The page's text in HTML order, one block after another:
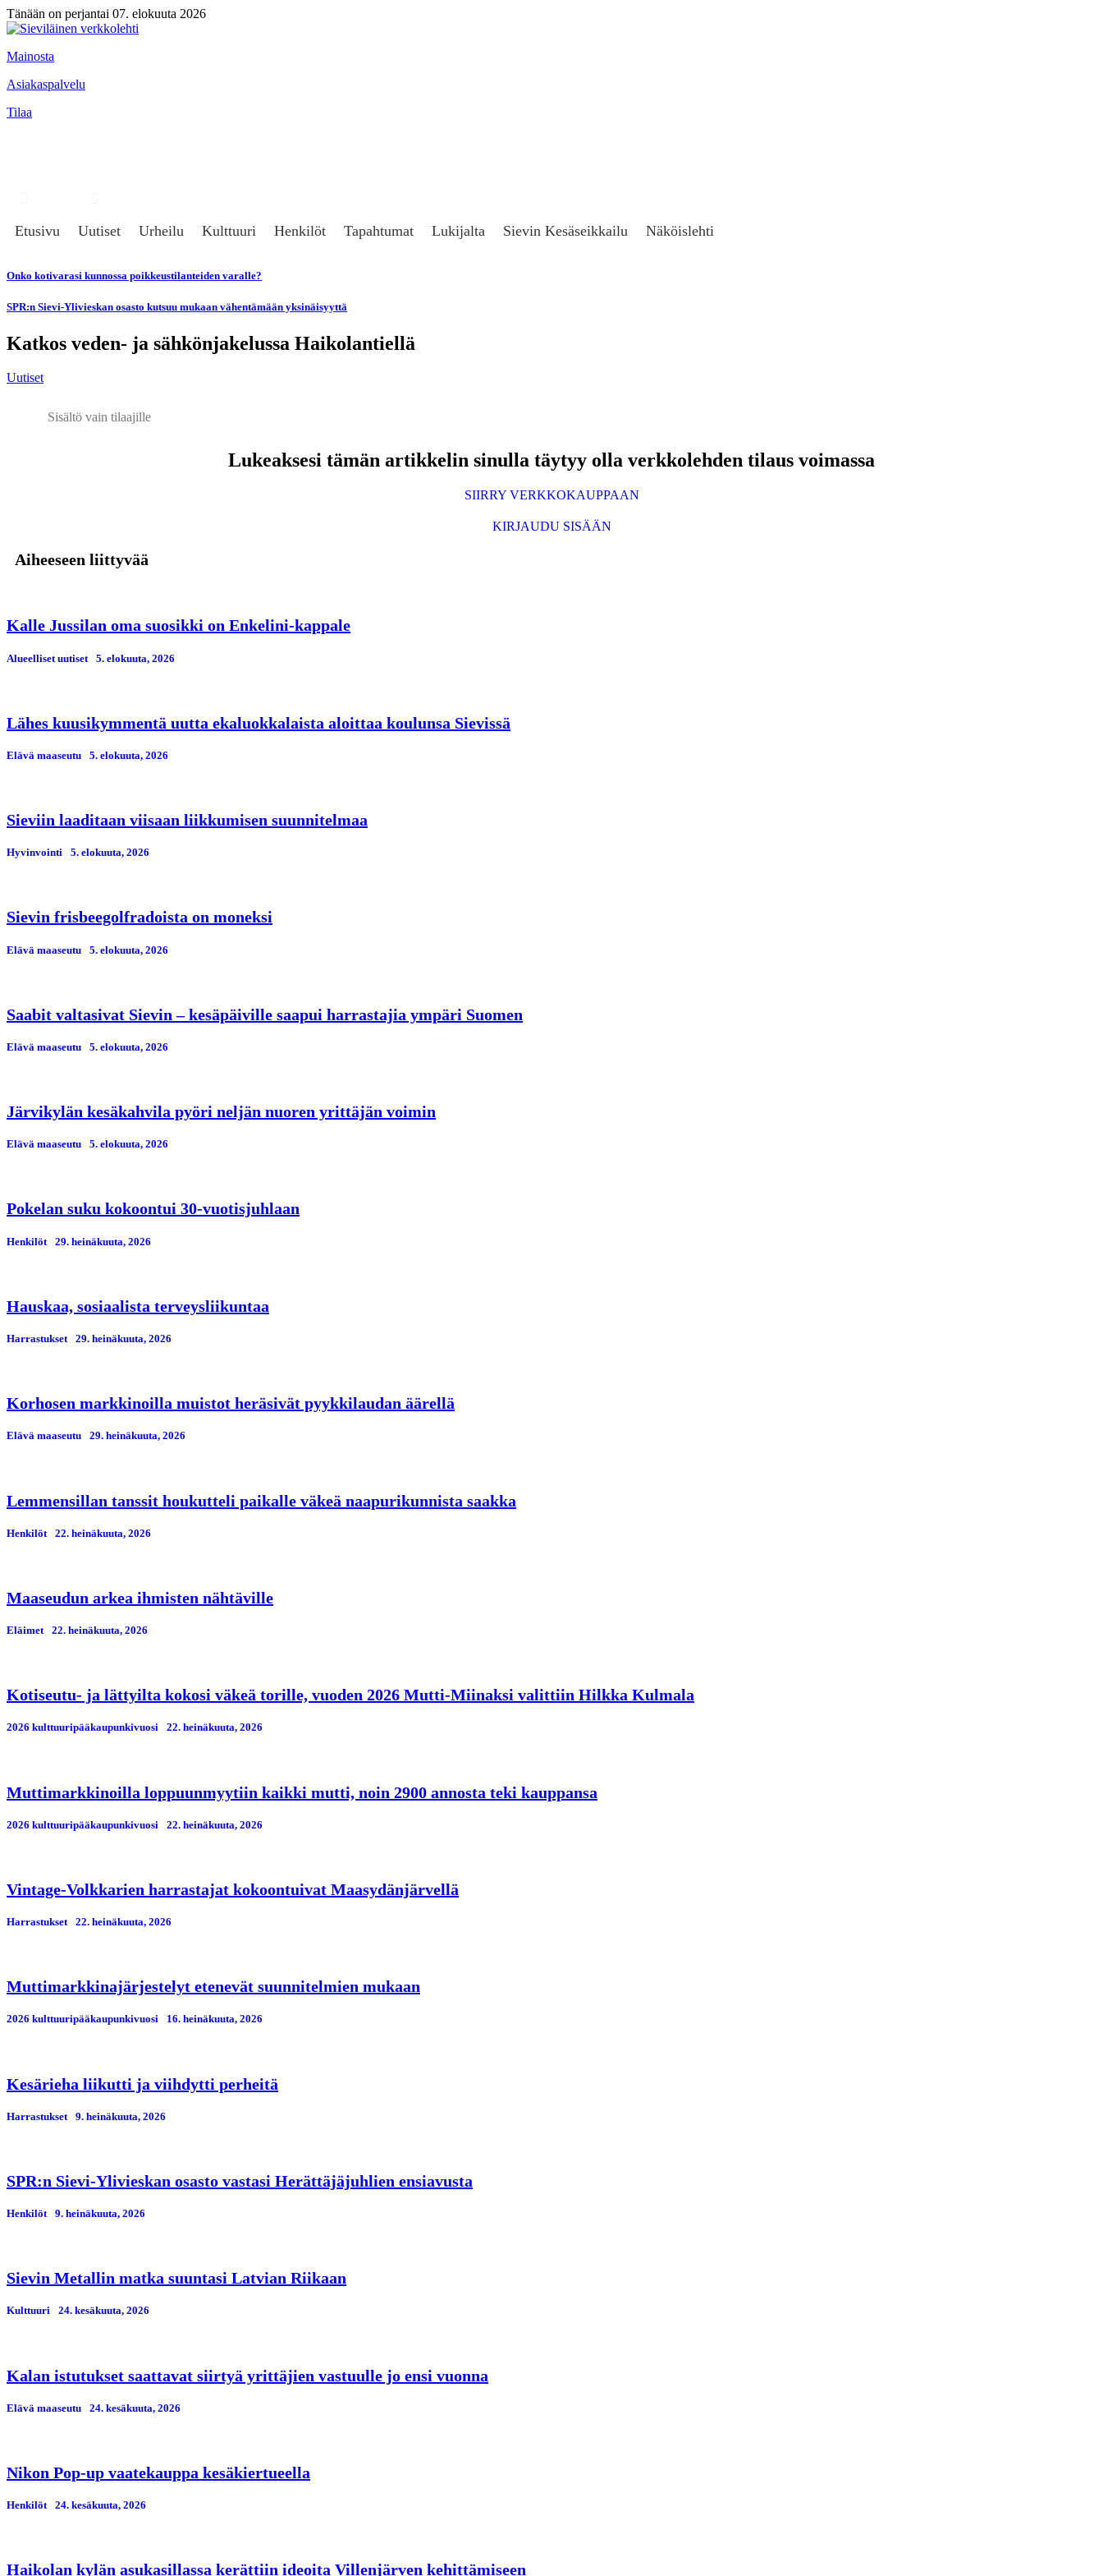
Tänään on perjantai 07. elokuuta 2026
Mainosta
Asiakaspalvelu
Tilaa
Etusivu Uutiset Urheilu Kulttuuri Henkilöt Tapahtumat Lukijalta Sievin Kesäseikkailu Näköislehti
Onko kotivarasi kunnossa poikkeustilanteiden varalle?
SPR:n Sievi-Ylivieskan osasto kutsuu mukaan vähentämään yksinäisyyttä
Katkos veden- ja sähkönjakelussa Haikolantiellä
Uutiset
Sisältö vain tilaajille
Lukeaksesi tämän artikkelin sinulla täytyy olla verkkolehden tilaus voimassa
SIIRRY VERKKOKAUPPAAN
KIRJAUDU SISÄÄN
Aiheeseen liittyvää
Kalle Jussilan oma suosikki on Enkelini-kappale
Alueelliset uutiset 5. elokuuta, 2026
Lähes kuusikymmentä uutta ekaluokkalaista aloittaa koulunsa Sievissä
Elävä maaseutu 5. elokuuta, 2026
Sieviin laaditaan viisaan liikkumisen suunnitelmaa
Hyvinvointi 5. elokuuta, 2026
Sievin frisbeegolfradoista on moneksi
Elävä maaseutu 5. elokuuta, 2026
Saabit valtasivat Sievin – kesäpäiville saapui harrastajia ympäri Suomen
Elävä maaseutu 5. elokuuta, 2026
Järvikylän kesäkahvila pyöri neljän nuoren yrittäjän voimin
Elävä maaseutu 5. elokuuta, 2026
Pokelan suku kokoontui 30-vuotisjuhlaan
Henkilöt 29. heinäkuuta, 2026
Hauskaa, sosiaalista terveysliikuntaa
Harrastukset 29. heinäkuuta, 2026
Korhosen markkinoilla muistot heräsivät pyykkilaudan äärellä
Elävä maaseutu 29. heinäkuuta, 2026
Lemmensillan tanssit houkutteli paikalle väkeä naapurikunnista saakka
Henkilöt 22. heinäkuuta, 2026
Maaseudun arkea ihmisten nähtäville
Eläimet 22. heinäkuuta, 2026
Kotiseutu- ja lättyilta kokosi väkeä torille, vuoden 2026 Mutti-Miinaksi valittiin Hilkka Kulmala
2026 kulttuuripääkaupunkivuosi 22. heinäkuuta, 2026
Muttimarkkinoilla loppuunmyytiin kaikki mutti, noin 2900 annosta teki kauppansa
2026 kulttuuripääkaupunkivuosi 22. heinäkuuta, 2026
Vintage-Volkkarien harrastajat kokoontuivat Maasydänjärvellä
Harrastukset 22. heinäkuuta, 2026
Muttimarkkinajärjestelyt etenevät suunnitelmien mukaan
2026 kulttuuripääkaupunkivuosi 16. heinäkuuta, 2026
Kesärieha liikutti ja viihdytti perheitä
Harrastukset 9. heinäkuuta, 2026
SPR:n Sievi-Ylivieskan osasto vastasi Herättäjäjuhlien ensiavusta
Henkilöt 9. heinäkuuta, 2026
Sievin Metallin matka suuntasi Latvian Riikaan
Kulttuuri 24. kesäkuuta, 2026
Kalan istutukset saattavat siirtyä yrittäjien vastuulle jo ensi vuonna
Elävä maaseutu 24. kesäkuuta, 2026
Nikon Pop-up vaatekauppa kesäkiertueella
Henkilöt 24. kesäkuuta, 2026
Haikolan kylän asukasillassa kerättiin ideoita Villenjärven kehittämiseen